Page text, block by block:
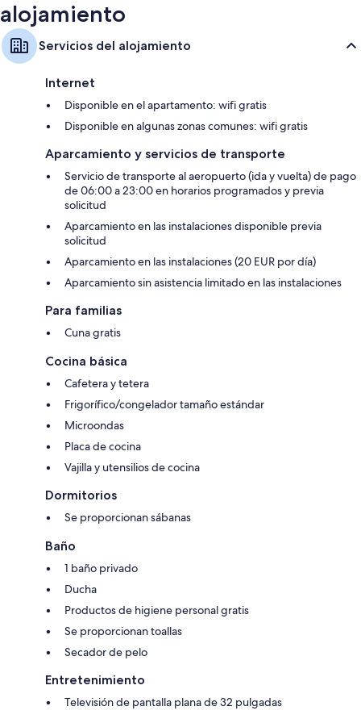
alojamiento
Servicios del alojamiento
Internet
Disponible en el apartamento: wifi gratis
Disponible en algunas zonas comunes: wifi gratis
Aparcamiento y servicios de transporte
Servicio de transporte al aeropuerto (ida y vuelta) de pago
de 06:00 a 23:00 en horarios programados y previa
solicitud
Aparcamiento en las instalaciones disponible previa
solicitud
Aparcamiento en las instalaciones (20 EUR por día)
Aparcamiento sin asistencia limitado en las instalaciones
Para familias
Cuna gratis
Cocina básica
Cafetera y tetera
Frigorífico/congelador tamaño estándar
Microondas
Placa de cocina
Vajilla y utensilios de cocina
Dormitorios
Se proporcionan sábanas
Baño
1 baño privado
Ducha
Productos de higiene personal gratis
Se proporcionan toallas
Secador de pelo
Entretenimiento
Televisión de pantalla plana de 32 pulgadas